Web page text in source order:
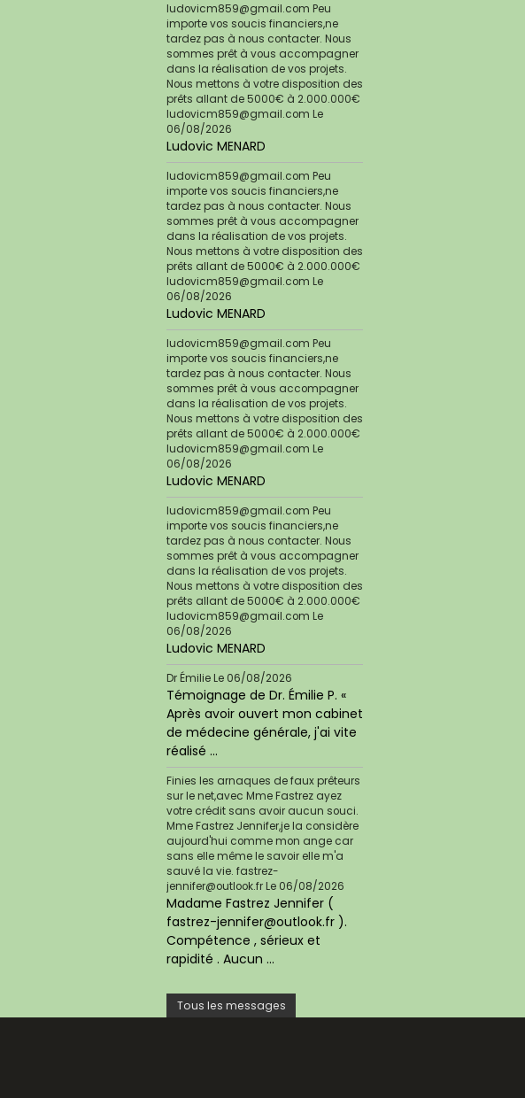
ludovicm859@gmail.com Peu
importe vos soucis financiers,ne
tardez pas à nous contacter. Nous
sommes prêt à vous accompagner
dans la réalisation de vos projets.
Nous mettons à votre disposition des
prêts allant de 5000€ à 2.000.000€
ludovicm859@gmail.com Le
06/08/2026
Ludovic MENARD
ludovicm859@gmail.com Peu
importe vos soucis financiers,ne
tardez pas à nous contacter. Nous
sommes prêt à vous accompagner
dans la réalisation de vos projets.
Nous mettons à votre disposition des
prêts allant de 5000€ à 2.000.000€
ludovicm859@gmail.com Le
06/08/2026
Ludovic MENARD
ludovicm859@gmail.com Peu
importe vos soucis financiers,ne
tardez pas à nous contacter. Nous
sommes prêt à vous accompagner
dans la réalisation de vos projets.
Nous mettons à votre disposition des
prêts allant de 5000€ à 2.000.000€
ludovicm859@gmail.com Le
06/08/2026
Ludovic MENARD
ludovicm859@gmail.com Peu
importe vos soucis financiers,ne
tardez pas à nous contacter. Nous
sommes prêt à vous accompagner
dans la réalisation de vos projets.
Nous mettons à votre disposition des
prêts allant de 5000€ à 2.000.000€
ludovicm859@gmail.com Le
06/08/2026
Ludovic MENARD
Dr ÉmilieLe 06/08/2026
Témoignage de Dr. Émilie P. «
Après avoir ouvert mon cabinet
de médecine générale, j'ai vite
réalisé ...
Finies les arnaques de faux prêteurs
sur le net,avec Mme Fastrez ayez
votre crédit sans avoir aucun souci.
Mme Fastrez Jennifer,je la considère
aujourd'hui comme mon ange car
sans elle même le savoir elle m'a
sauvé la vie. fastrez-
jennifer@outlook.frLe 06/08/2026
Madame Fastrez Jennifer (
fastrez-jennifer@outlook.fr ).
Compétence , sérieux et
rapidité . Aucun ...
Tous les messages